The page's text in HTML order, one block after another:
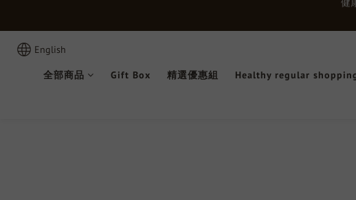
單
健
English
全部商品 Gift Box 精選優惠組 Healthy regular